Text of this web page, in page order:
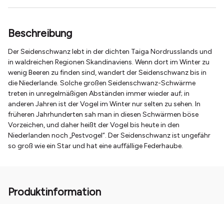
Beschreibung
Der Seidenschwanz lebt in der dichten Taiga Nordrusslands und
in waldreichen Regionen Skandinaviens. Wenn dort im Winter zu
wenig Beeren zu finden sind, wandert der Seidenschwanz bis in
die Niederlande. Solche großen Seidenschwanz-Schwärme
treten in unregelmäßigen Abständen immer wieder auf; in
anderen Jahren ist der Vogel im Winter nur selten zu sehen. In
früheren Jahrhunderten sah man in diesen Schwärmen böse
Vorzeichen, und daher heißt der Vogel bis heute in den
Niederlanden noch „Pestvogel“. Der Seidenschwanz ist ungefähr
so groß wie ein Star und hat eine auffällige Federhaube.
Produktinformation